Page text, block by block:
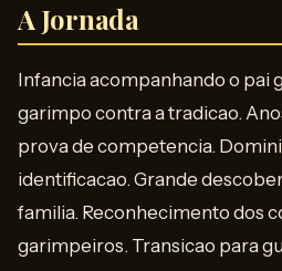
A Jornada
Infancia acompanhando o pai
garimpo contra a tradicao.
prova de competencia.
identificacao. Grande
familia. Reconhecimento dos
garimpeiros. Transicao para